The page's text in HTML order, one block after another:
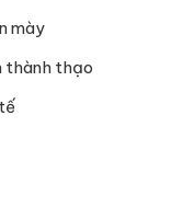
mày
thành thạo